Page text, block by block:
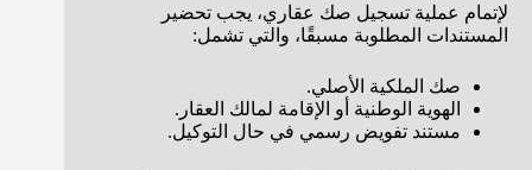
لإتمام عملية تسجيل صك عقاري، يجب تحضير
المستندات المطلوبة مسبقًا، والتي تشمل:
صك الملكية الأصلي.
الهوية الوطنية أو الإقامة لمالك العقار.
مستند تفويض رسمي في حال التوكيل.